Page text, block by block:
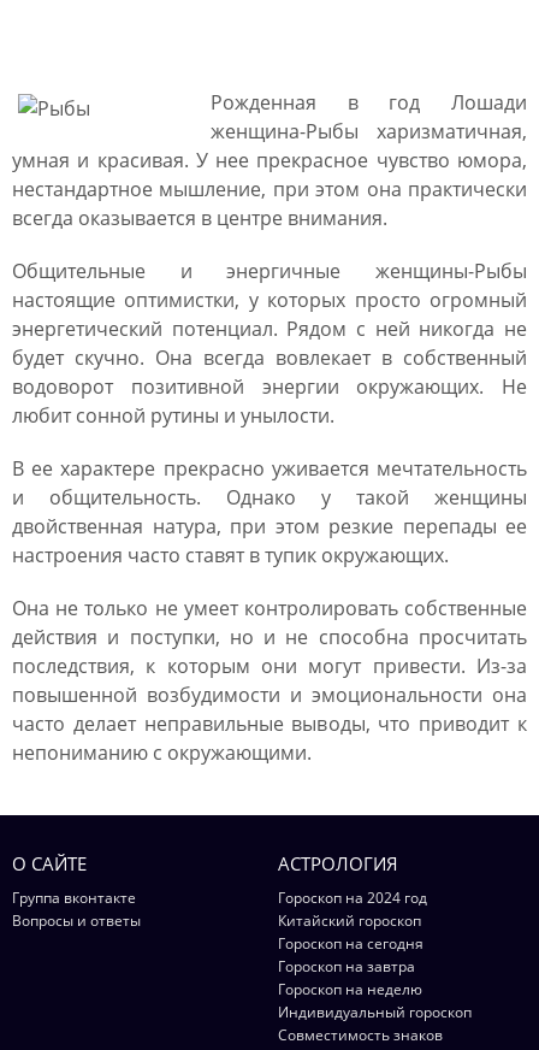
Рожденная в год Лошади
женщина-Рыбы харизматичная,
умная и красивая. У нее прекрасное чувство юмора,
нестандартное мышление, при этом она практически
всегда оказывается в центре внимания.
Общительные и энергичные женщины-Рыбы
настоящие оптимистки, у которых просто огромный
энергетический потенциал. Рядом с ней никогда не
будет скучно. Она всегда вовлекает в собственный
водоворот позитивной энергии окружающих. Не
любит сонной рутины и унылости.
В ее характере прекрасно уживается мечтательность
и общительность. Однако у такой женщины
двойственная натура, при этом резкие перепады ее
настроения часто ставят в тупик окружающих.
Она не только не умеет контролировать собственные
действия и поступки, но и не способна просчитать
последствия, к которым они могут привести. Из-за
повышенной возбудимости и эмоциональности она
часто делает неправильные выводы, что приводит к
непониманию с окружающими.
О САЙТЕ
Группа вконтакте
Вопросы и ответы
АСТРОЛОГИЯ
Гороскоп на 2024 год
Китайский гороскоп
Гороскоп на сегодня
Гороскоп на завтра
Гороскоп на неделю
Индивидуальный гороскоп
Совместимость знаков